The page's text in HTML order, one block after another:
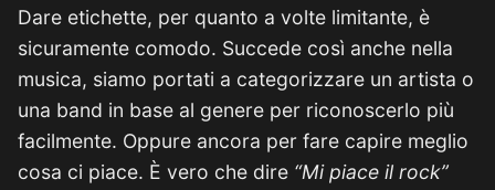
Dare etichette, per quanto a volte limitante, è
sicuramente comodo. Succede così anche nella
musica, siamo portati a categorizzare un artista o
una band in base al genere per riconoscerlo più
facilmente. Oppure ancora per fare capire meglio
cosa ci piace. È vero che dire “Mi piace il rock”